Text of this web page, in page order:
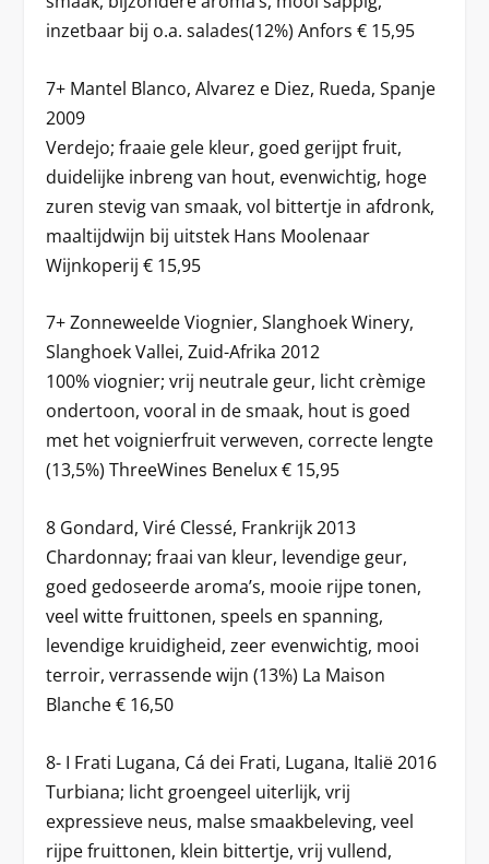
inzetbaar bij o.a. salades(12%) Anfors € 15,95
7+ Mantel Blanco, Alvarez e Diez, Rueda, Spanje
2009
Verdejo; fraaie gele kleur, goed gerijpt fruit,
duidelijke inbreng van hout, evenwichtig, hoge
zuren stevig van smaak, vol bittertje in afdronk,
maaltijdwijn bij uitstek Hans Moolenaar
Wijnkoperij € 15,95
7+ Zonneweelde Viognier, Slanghoek Winery,
Slanghoek Vallei, Zuid-Afrika 2012
100% viognier; vrij neutrale geur, licht crèmige
ondertoon, vooral in de smaak, hout is goed
met het voignierfruit verweven, correcte lengte
(13,5%) ThreeWines Benelux € 15,95
8 Gondard, Viré Clessé, Frankrijk 2013
Chardonnay; fraai van kleur, levendige geur,
goed gedoseerde aroma’s, mooie rijpe tonen,
veel witte fruittonen, speels en spanning,
levendige kruidigheid, zeer evenwichtig, mooi
terroir, verrassende wijn (13%) La Maison
Blanche € 16,50
8- I Frati Lugana, Cá dei Frati, Lugana, Italië 2016
Turbiana; licht groengeel uiterlijk, vrij
expressieve neus, malse smaakbeleving, veel
rijpe fruittonen, klein bittertje, vrij vullend,